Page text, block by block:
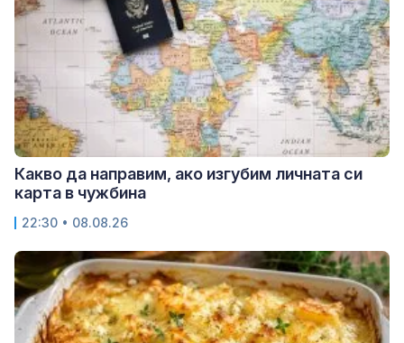
Какво да направим, ако изгубим личната си
карта в чужбина
22:30 • 08.08.26